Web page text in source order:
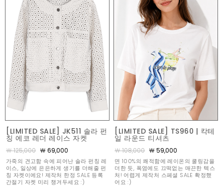
[LIMITED SALE] JK511 솔라 펀
칭 에코 레더 레이스 자켓
￦ 125,000 ￦ 69,000
가죽의 견고함 속에 피어난 솔라 펀칭 레
이스, 일상에 은은하게 생기를 더해줄 펀
칭 자켓이에요! 제작처 한정 SALE 등록
간절기 자켓 미리 챙겨두세요 :)
[LIMITED SALE] TS960 | 칵테
일 라운드 티셔츠
￦ 108,000 ￦ 59,000
면 100%의 쾌적함에 레이온의 쿨링감을
더한 듯, 폭염에도 끄떡없는 매끈한 텍스
처! 어렵게 제작처 스페셜 SALE 확정했
어요 :)